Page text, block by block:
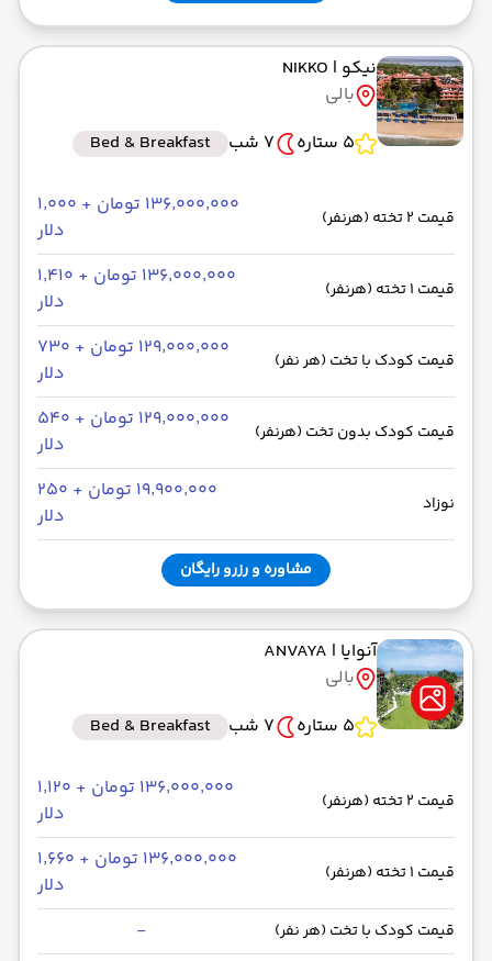
نیکو | NIKKO
بالی
5 ستاره
7 شب Bed & Breakfast
قیمت 2 تخته (هرنفر)
۱۳۶٬۰۰۰٬۰۰۰ تومان + ۱٬۰۰۰
دلار
قیمت 1 تخته (هرنفر)
۱۳۶٬۰۰۰٬۰۰۰ تومان + ۱٬۴۱۰
دلار
قیمت کودک با تخت (هر نفر)
۱۲۹٬۰۰۰٬۰۰۰ تومان + ۷۳۰
دلار
قیمت کودک بدون تخت (هرنفر)
۱۲۹٬۰۰۰٬۰۰۰ تومان + ۵۴۰
دلار
نوزاد
۱۹٬۹۰۰٬۰۰۰ تومان + ۲۵۰
دلار
مشاوره و رزرو رایگان
آنوایا | ANVAYA
بالی
5 ستاره
7 شب Bed & Breakfast
قیمت 2 تخته (هرنفر)
۱۳۶٬۰۰۰٬۰۰۰ تومان + ۱٬۱۲۰
دلار
قیمت 1 تخته (هرنفر)
۱۳۶٬۰۰۰٬۰۰۰ تومان + ۱٬۶۶۰
دلار
قیمت کودک با تخت (هر نفر) -